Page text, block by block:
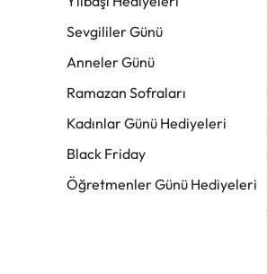
Sevgililer Günü
Anneler Günü
Ramazan Sofraları
Kadınlar Günü Hediyeleri
Black Friday
Öğretmenler Günü Hediyeleri